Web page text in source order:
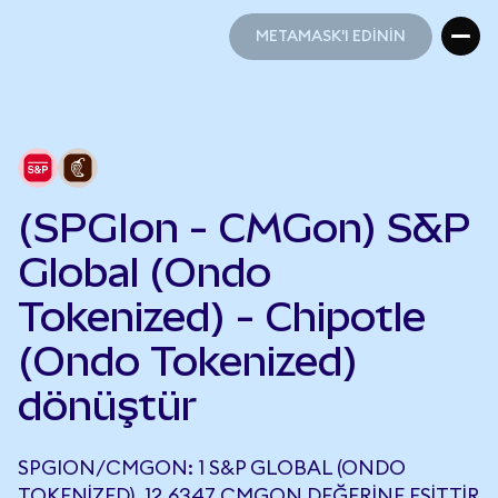
METAMASK'I EDİNİN
(SPGIon - CMGon) S&P
Global (Ondo
Tokenized) - Chipotle
(Ondo Tokenized)
dönüştür
SPGION/CMGON: 1 S&P GLOBAL (ONDO